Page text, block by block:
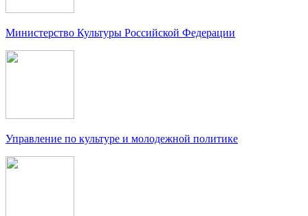
Министерство Культуры Российской Федерации
Управление по культуре и молодежной политике